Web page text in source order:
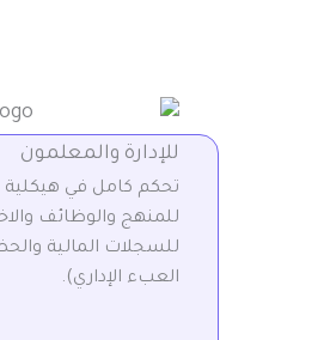
للإدارة والمعلمون
تحكم كامل في هيكلية
للمنهج والوظائف
للسجلات المالية
العبء الإداري).